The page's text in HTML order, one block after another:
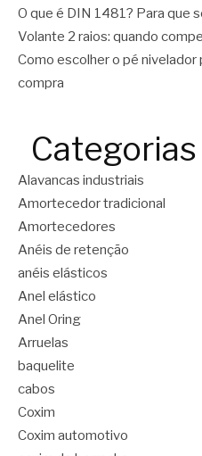
O que é DIN 1481? Para que
Volante 2 raios: quando
Como escolher o pé nivelador
compra
Categorias
Alavancas industriais
Amortecedor tradicional
Amortecedores
Anéis de retenção
anéis elásticos
Anel elástico
Anel Oring
Arruelas
baquelite
cabos
Coxim
Coxim automotivo